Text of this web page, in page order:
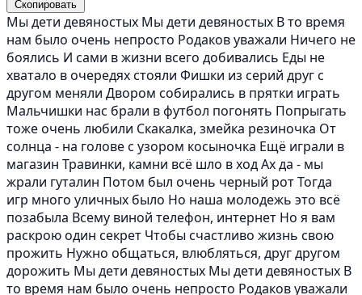
Скопировать
Мы дети девяностых Мы дети девяностых В то время
нам было очень непросто Родаков уважали Ничего не
боялись И сами в жизни всего добивались Еды не
хватало в очередях стояли Фишки из серий друг с
другом меняли Двором собирались в прятки играть
Мальчишки нас брали в футбол погонять Попрыгать
тоже очень любили Скакалка, змейка резиночка От
солнца - на голове с узором косыночка Ещё играли в
магазин Травинки, камни всё шло в ход Ах да - мы
жрали гуталин Потом был очень черный рот Тогда
игр много уличных было Но наша молодежь это всё
позабыла Всему виной телефон, интернет Но я вам
раскрою один секрет Чтобы счастливо жизнь свою
прожить Нужно общаться, влюбляться, друг другом
дорожить Мы дети девяностых Мы дети девяностых В
то время нам было очень непросто Родаков уважали